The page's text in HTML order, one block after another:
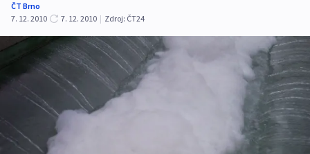
ČT Brno
7. 12. 2010
7. 12. 2010 | Zdroj: ČT24